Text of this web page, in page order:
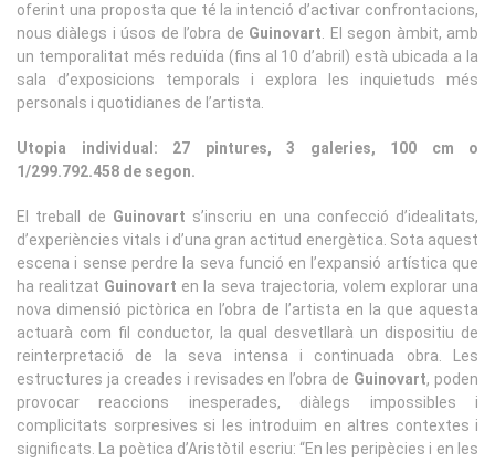
oferint una proposta que té la intenció d’activar confrontacions,
nous diàlegs i úsos de l’obra de Guinovart . El segon àmbit, amb
un temporalitat més reduïda (fins al 10 d’abril) està ubicada a la
sala d’exposicions temporals i explora les inquietuds més
personals i quotidianes de l’artista.
Utopia individual: 27 pintures, 3 galeries, 100 cm o
1/299.792.458 de segon.
El treball de Guinovart s’inscriu en una confecció d’idealitats,
d’experiències vitals i d’una gran actitud energètica. Sota aquest
escena i sense perdre la seva funció en l’expansió artística que
ha realitzat Guinovart en la seva trajectoria, volem explorar una
nova dimensió pictòrica en l’obra de l’artista en la que aquesta
actuarà com fil conductor, la qual desvetllarà un dispositiu de
reinterpretació de la seva intensa i continuada obra. Les
estructures ja creades i revisades en l’obra de Guinovart, poden
provocar reaccions inesperades, diàlegs impossibles i
complicitats sorpresives si les introduim en altres contextes i
significats. La poètica d’Aristòtil escriu: “En les peripècies i en les